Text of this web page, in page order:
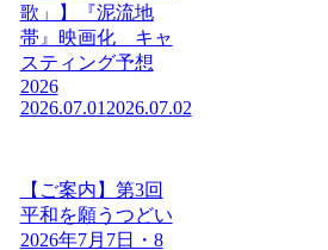
歌」】『泥流地
帯』映画化 キャ
スティング予想
2026
2026.07.01 2026.07.02
【ご案内】第3回
平和を願うつどい
2026年7月7日・8